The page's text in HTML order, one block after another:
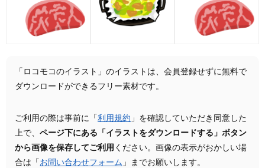
「ロコモコのイラスト」のイラストは、会員登録せずに無料で
ダウンロードができるフリー素材です。
ご利用の際は事前に「 利用規約 」を確認していただき同意した
上で、 ページ下にある「イラストをダウンロードする」ボタン
から画像を保存してご利用 ください。画像の表示がおかしい場
合は「 お問い合わせフォーム 」までお願いします。